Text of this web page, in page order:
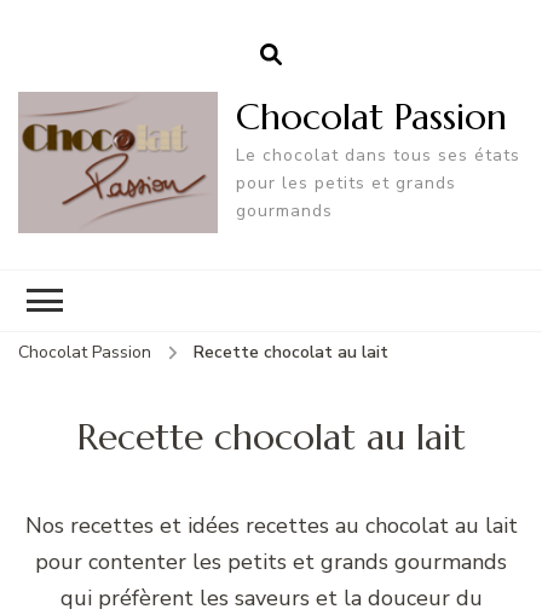
Chocolat Passion
Le chocolat dans tous ses états
pour les petits et grands
gourmands
Chocolat Passion Recette chocolat au lait
Recette chocolat au lait
Nos recettes et idées recettes au chocolat au lait
pour contenter les petits et grands gourmands
qui préfèrent les saveurs et la douceur du